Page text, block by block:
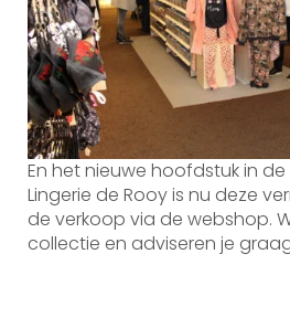
En het nieuwe hoofdstuk in
Lingerie de Rooy is nu deze
de verkoop via de webshop.
collectie en adviseren je